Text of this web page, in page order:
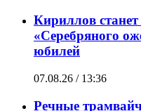
Кириллов
«Серебряного
юбилей
07.08.26 / 13:36
Речные